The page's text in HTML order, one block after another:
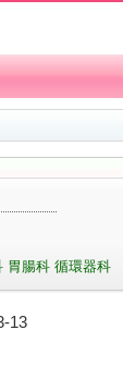
胃腸科 循環器科
13